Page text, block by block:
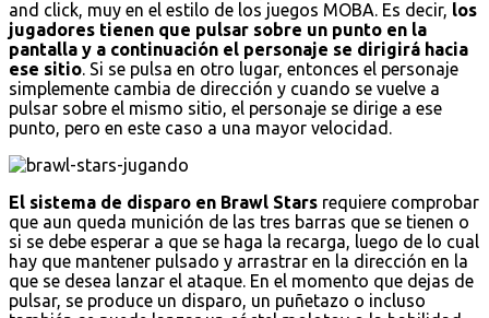
and click, muy en el estilo de los juegos MOBA. Es decir, los
jugadores tienen que pulsar sobre un punto en la
pantalla y a continuación el personaje se dirigirá hacia
ese sitio. Si se pulsa en otro lugar, entonces el personaje
simplemente cambia de dirección y cuando se vuelve a
pulsar sobre el mismo sitio, el personaje se dirige a ese
punto, pero en este caso a una mayor velocidad.
El sistema de disparo en Brawl Stars requiere comprobar
que aun queda munición de las tres barras que se tienen o
si se debe esperar a que se haga la recarga, luego de lo cual
hay que mantener pulsado y arrastrar en la dirección en la
que se desea lanzar el ataque. En el momento que dejas de
pulsar, se produce un disparo, un puñetazo o incluso